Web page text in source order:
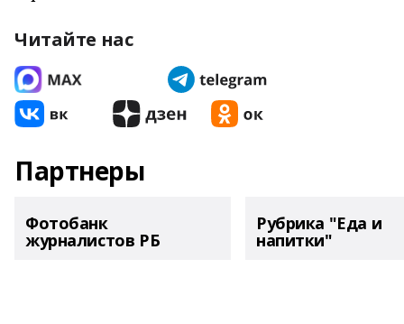
Читайте нас
Партнеры
Фотобанк
журналистов РБ
Рубрика "Еда и
напитки"